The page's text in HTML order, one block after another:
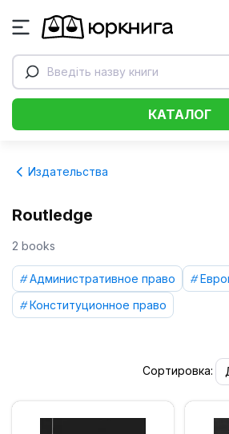
Введіть назву книги
КАТАЛОГ
Издательства
Routledge
2 books
Административное право
Конституционное право
Сортировка: